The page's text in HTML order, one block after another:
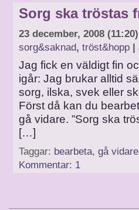
Sorg ska tröstas
23 december, 2008
sorg&saknad, tröst&hopp |
Jag fick en väldigt fin
igår: Jag brukar alltid
sorg, ilska, svek eller
Först då kan du
gå vidare. ”Sorg ska
[…]
Taggar: bearbeta, gå vidare
Kommentar: 1